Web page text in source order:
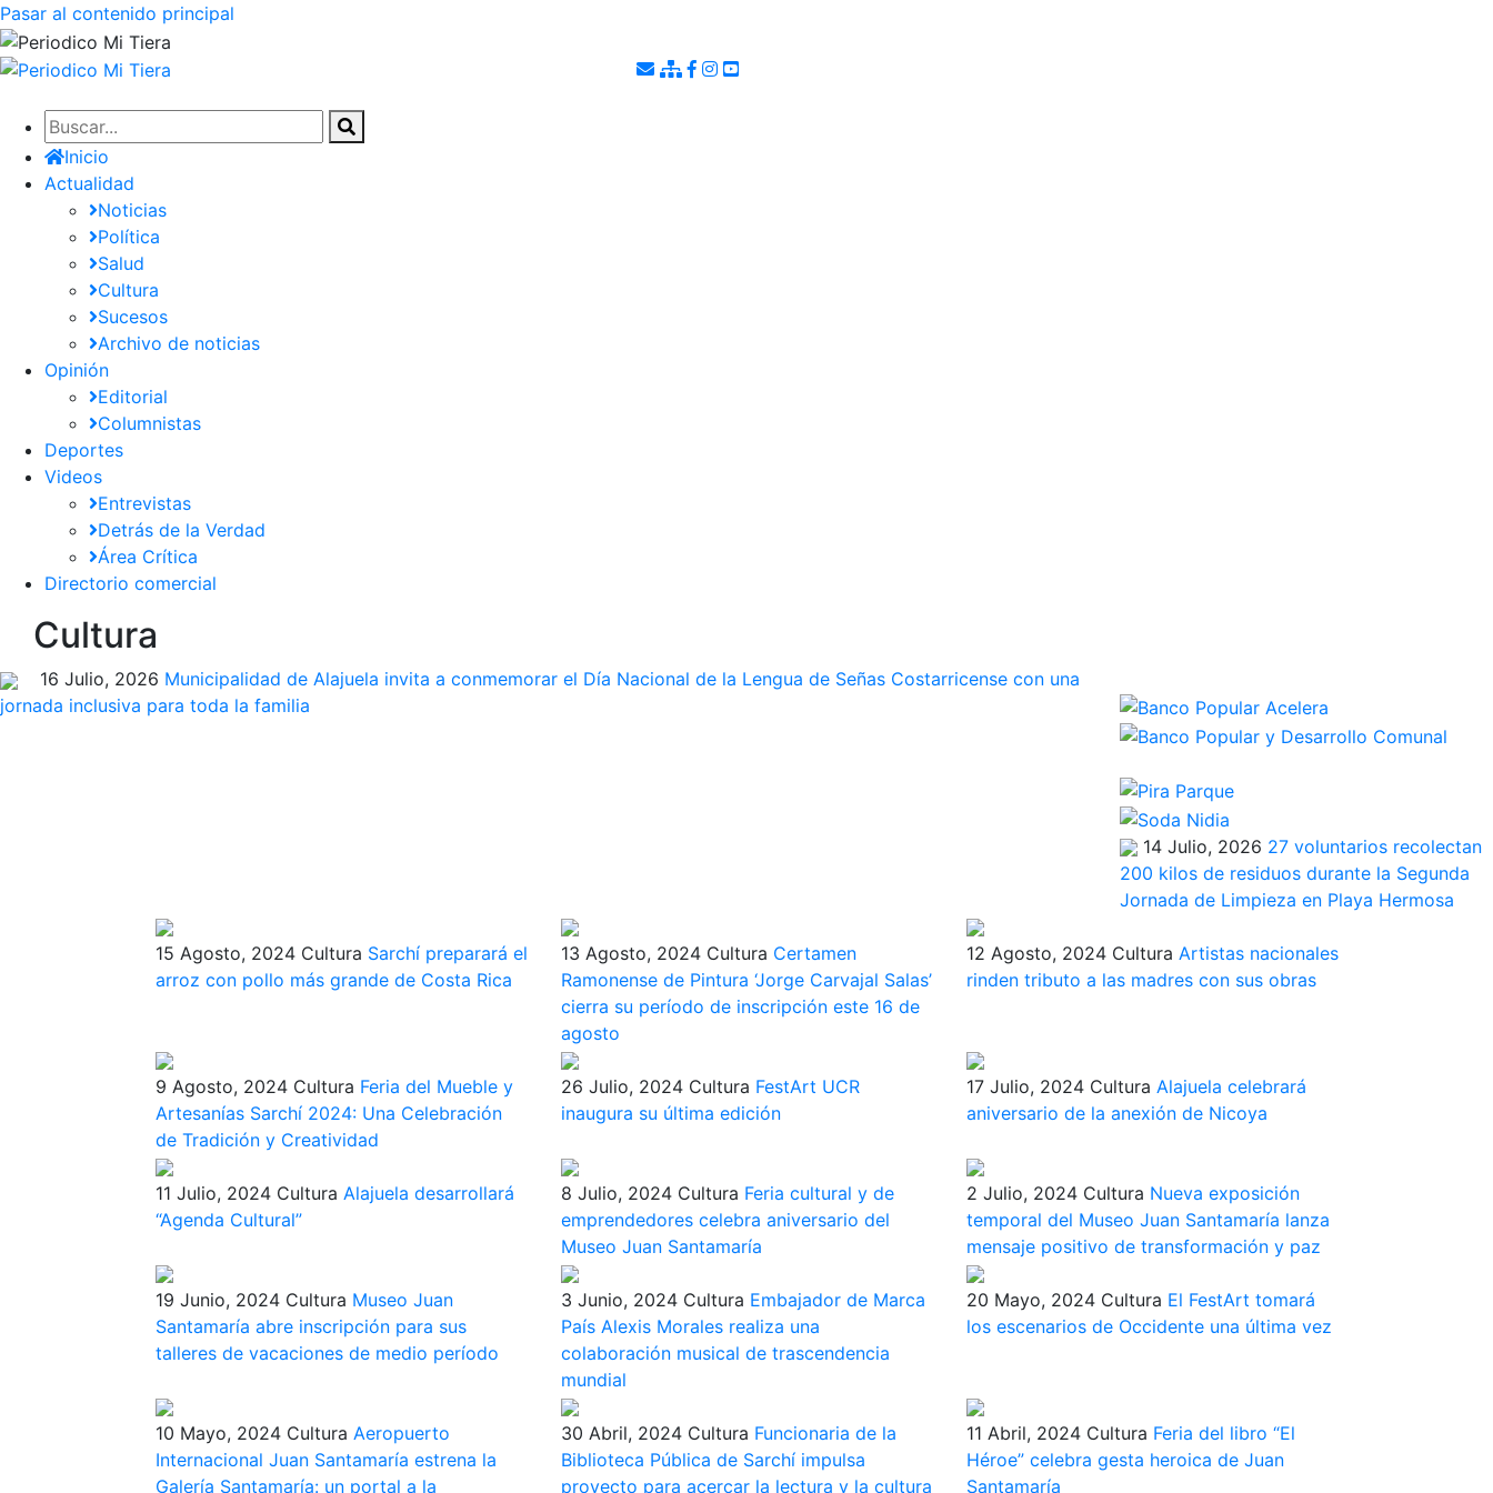
Pasar al contenido principal
Inicio
Actualidad
Noticias
Política
Salud
Cultura
Sucesos
Archivo de noticias
Opinión
Editorial
Columnistas
Deportes
Videos
Entrevistas
Detrás de la Verdad
Área Crítica
Directorio comercial
Cultura
16 Julio, 2026 Municipalidad de Alajuela invita a conmemorar el Día Nacional de la Lengua de Señas Costarricense con una
jornada inclusiva para toda la familia
14 Julio, 2026 27 voluntarios recolectan
200 kilos de residuos durante la Segunda
Jornada de Limpieza en Playa Hermosa
15 Agosto, 2024 Cultura Sarchí preparará el
arroz con pollo más grande de Costa Rica
13 Agosto, 2024 Cultura Certamen
Ramonense de Pintura ‘Jorge Carvajal Salas’
cierra su período de inscripción este 16 de
agosto
12 Agosto, 2024 Cultura Artistas nacionales
rinden tributo a las madres con sus obras
9 Agosto, 2024 Cultura Feria del Mueble y
Artesanías Sarchí 2024: Una Celebración
de Tradición y Creatividad
26 Julio, 2024 Cultura FestArt UCR
inaugura su última edición
17 Julio, 2024 Cultura Alajuela celebrará
aniversario de la anexión de Nicoya
11 Julio, 2024 Cultura Alajuela desarrollará
“Agenda Cultural”
8 Julio, 2024 Cultura Feria cultural y de
emprendedores celebra aniversario del
Museo Juan Santamaría
2 Julio, 2024 Cultura Nueva exposición
temporal del Museo Juan Santamaría lanza
mensaje positivo de transformación y paz
19 Junio, 2024 Cultura Museo Juan
Santamaría abre inscripción para sus
talleres de vacaciones de medio período
3 Junio, 2024 Cultura Embajador de Marca
País Alexis Morales realiza una
colaboración musical de trascendencia
mundial
20 Mayo, 2024 Cultura El FestArt tomará
los escenarios de Occidente una última vez
10 Mayo, 2024 Cultura Aeropuerto
Internacional Juan Santamaría estrena la
Galería Santamaría: un portal a la
30 Abril, 2024 Cultura Funcionaria de la
Biblioteca Pública de Sarchí impulsa
proyecto para acercar la lectura y la cultura
11 Abril, 2024 Cultura Feria del libro “El
Héroe” celebra gesta heroica de Juan
Santamaría